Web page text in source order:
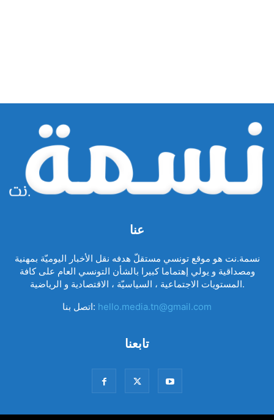
عنا
نسمة.نت هو موقع تونسي مستقلّ هدفه نقل الأخبار اليوميّة بمهنية
ومصداقية و يولي إهتماما كبيرا بالشأن التونسي العام على كافة
المستويات الاجتماعية ، السياسيّة ، الاقتصادية و الرياضية.
اتصل بنا: hello.media.tn@gmail.com
تابعنا